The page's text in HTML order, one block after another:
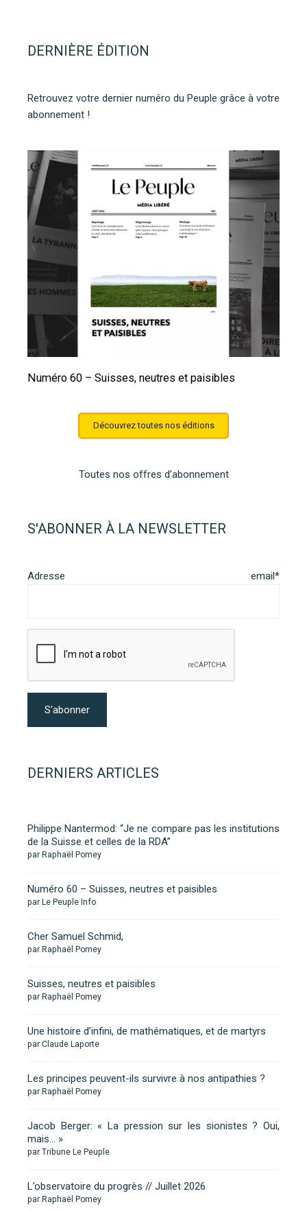
DERNIÈRE ÉDITION
Retrouvez votre dernier numéro du Peuple grâce à votre
abonnement !
Numéro 60 – Suisses, neutres et paisibles
Découvrez toutes nos éditions
Toutes nos offres d’abonnement
S'ABONNER À LA NEWSLETTER
Adresse email*
DERNIERS ARTICLES
Philippe Nantermod: “Je ne compare pas les institutions
de la Suisse et celles de la RDA”
par Raphaël Pomey
Numéro 60 – Suisses, neutres et paisibles
par Le Peuple Info
Cher Samuel Schmid,
par Raphaël Pomey
Suisses, neutres et paisibles
par Raphaël Pomey
Une histoire d’infini, de mathématiques, et de martyrs
par Claude Laporte
Les principes peuvent-ils survivre à nos antipathies ?
par Raphaël Pomey
Jacob Berger: « La pression sur les sionistes ? Oui,
mais… »
par Tribune Le Peuple
L’observatoire du progrès // Juillet 2026
par Raphaël Pomey